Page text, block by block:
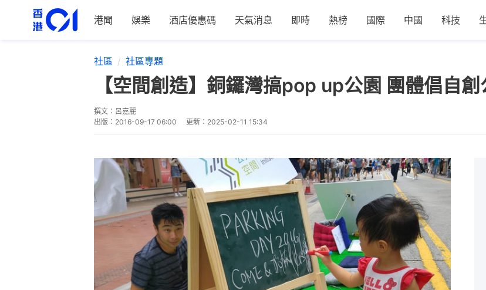
港聞 娛樂 酒店優惠碼 天氣消息 即時 熱榜 國際 中國 科技
社區 社區專題
【空間創造】銅鑼灣搞pop up公園 團體倡自創
撰文： 呂嘉麗
出版： 2016-09-17 06:00 更新： 2025-02-11 15:34